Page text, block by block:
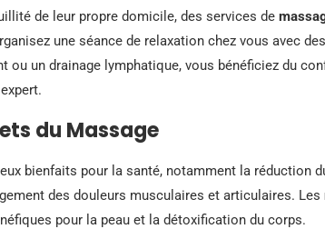
de leur propre domicile, des services de
une séance de relaxation chez vous avec
ou un drainage lymphatique, vous bénéficiez du
du Massage
bienfaits pour la santé, notamment la réduction
des douleurs musculaires et articulaires. Les
pour la peau et la détoxification du corps.